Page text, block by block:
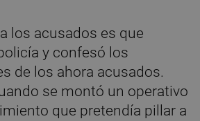
los acusados es que
y confesó los
de los ahora acusados.
se montó un operativo
que pretendía pillar a